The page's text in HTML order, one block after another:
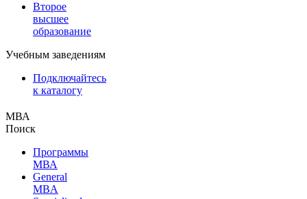
Второе
высшее
образование
Учебным заведениям
Подключайтесь
к каталогу
МВА
Поиск
Программы
МВА
General
MBA